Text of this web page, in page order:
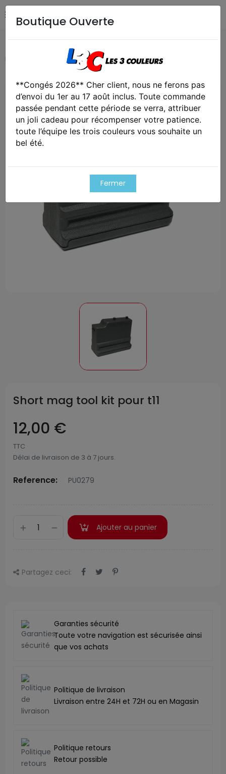
Airsoft / Paintball
mag tool kit pour t11
Exclusivité web !
Short mag tool kit pour t11
12,00 €
TTC
Délai de livraison de 3 à 7 jours.
Reference: PU0279
Ajouter au panier
Partagez ceci:
Garanties sécurité
Toute votre navigation est sécurisée ainsi
que vos achats
Politique de livraison
Livraison entre 24H et 72H ou en Magasin
Politique retours
Retour possible
Boutique Ouverte
**Congés 2026** Cher client, nous ne ferons pas
d’envoi du 1er au 17 août inclus. Toute commande
passée pendant cette période se verra, attribuer
un joli cadeau pour récompenser votre patience.
toute l’équipe les trois couleurs vous souhaite un
bel été.
Fermer